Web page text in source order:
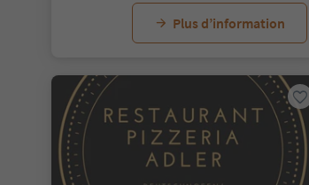
Plus d’information